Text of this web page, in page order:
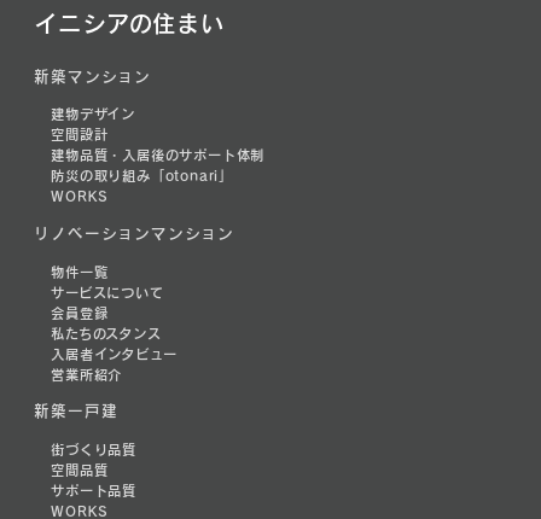
イニシアの住まい
新築マンション
建物デザイン
空間設計
建物品質・入居後のサポート体制
防災の取り組み「otonari」
WORKS
リノベーションマンション
物件一覧
サービスについて
会員登録
私たちのスタンス
入居者インタビュー
営業所紹介
新築一戸建
街づくり品質
空間品質
サポート品質
WORKS